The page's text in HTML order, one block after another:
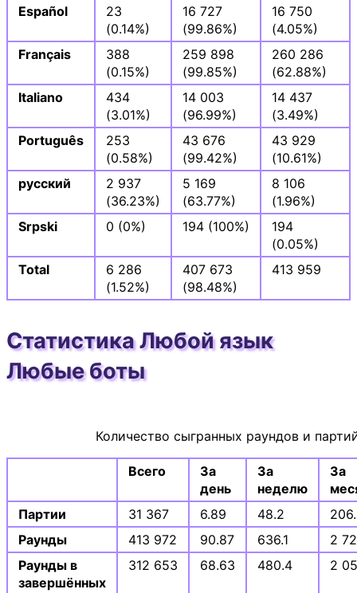
Español
23
(0.14%)
16 727
(99.86%)
16 750
(4.05%)
Français
388
(0.15%)
259 898
(99.85%)
260 286
(62.88%)
Italiano
434
(3.01%)
14 003
(96.99%)
14 437
(3.49%)
Português
253
(0.58%)
43 676
(99.42%)
43 929
(10.61%)
русский
2 937
(36.23%)
5 169
(63.77%)
8 106
(1.96%)
Srpski
0 (0%) 194 (100%)
194
(0.05%)
Total
6 286
(1.52%)
407 673
(98.48%)
413 959
Статистика Любой язык
Любые боты
Количество сыгранных раундов и
Всего
За
день
За
неделю
За
Партии
31 367 6.89 48.2
Раунды
413 972 90.87 636.1
2
Раунды в
завершённых
312 653 68.63 480.4 2